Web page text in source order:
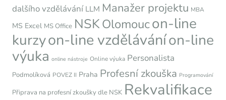
dalšího vzdělávání LLM Manažer projektu MBA
MS Excel MS Office NSKOlomoucon-line
kurzyon-line vzděláváníon-line
výuka online nástroje Online výuka Personalista
Podmolíková POVEZ II Praha Profesní zkouška Programování
Připrava na profesní zkoušky dle NSK Rekvalifikace